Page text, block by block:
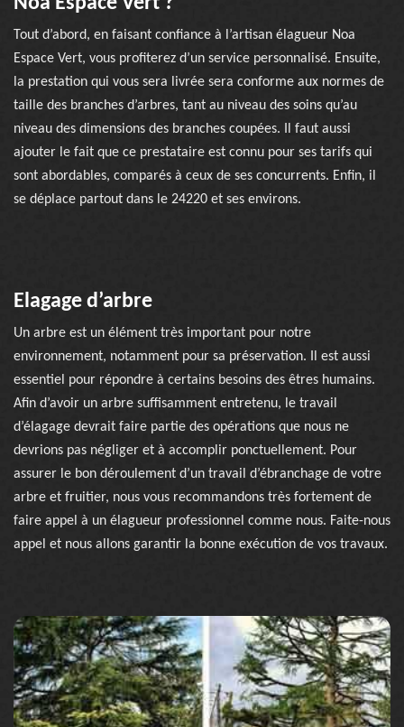
Tout d’abord, en faisant confiance à l’artisan élagueur Noa
Espace Vert, vous profiterez d’un service personnalisé. Ensuite,
la prestation qui vous sera livrée sera conforme aux normes de
taille des branches d’arbres, tant au niveau des soins qu’au
niveau des dimensions des branches coupées. Il faut aussi
ajouter le fait que ce prestataire est connu pour ses tarifs qui
sont abordables, comparés à ceux de ses concurrents. Enfin, il
se déplace partout dans le 24220 et ses environs.
Elagage d’arbre
Un arbre est un élément très important pour notre
environnement, notamment pour sa préservation. Il est aussi
essentiel pour répondre à certains besoins des êtres humains.
Afin d’avoir un arbre suffisamment entretenu, le travail
d’élagage devrait faire partie des opérations que nous ne
devrions pas négliger et à accomplir ponctuellement. Pour
assurer le bon déroulement d’un travail d’ébranchage de votre
arbre et fruitier, nous vous recommandons très fortement de
faire appel à un élagueur professionnel comme nous. Faite-nous
appel et nous allons garantir la bonne exécution de vos travaux.